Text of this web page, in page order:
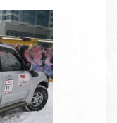
из стальной
трубы -
из
с